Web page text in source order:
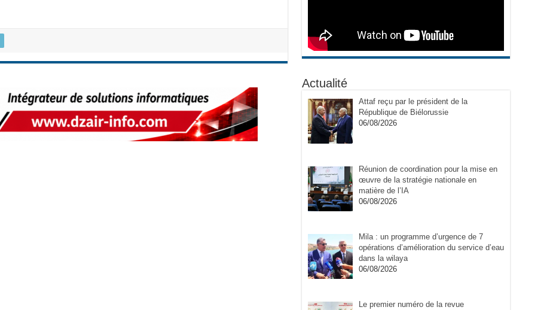
Actualité
Attaf reçu par le président de la
République de Biélorussie
06/08/2026
Réunion de coordination pour la mise en
œuvre de la stratégie nationale en
matière de l’IA
06/08/2026
Mila : un programme d’urgence de 7
opérations d’amélioration du service d’eau
dans la wilaya
06/08/2026
Le premier numéro de la revue